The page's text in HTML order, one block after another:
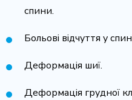
спини.
Больові відчуття у
Деформація шиї.
Деформація грудної